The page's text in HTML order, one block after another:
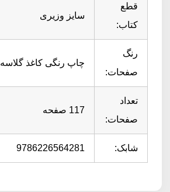
قطع
کتاب:
سایز وزیری
رنگ
صفحات:
چاپ رنگی کاغذ گلاسه
تعداد
صفحات:
117 صفحه
شابک: 9786226564281